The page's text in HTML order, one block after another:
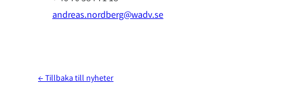
andreas.nordberg@wadv.se
← Tillbaka till nyheter